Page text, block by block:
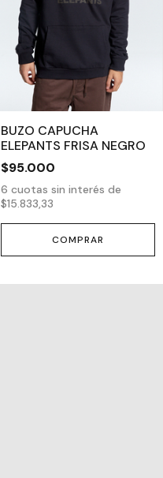
BUZO CAPUCHA
ELEPANTS FRISA NEGRO
$95.000
6 cuotas sin interés de
$15.833,33
COMPRAR